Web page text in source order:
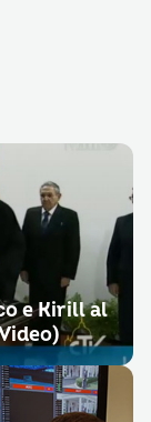
e Kirill al